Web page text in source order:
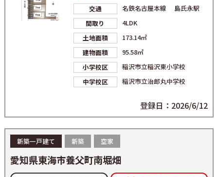
交通
名鉄名古屋本線 島氏永駅
間取り
4LDK
土地面積
173.14㎡
建物面積
95.58㎡
小学校区
稲沢市立稲沢東小学校
中学校区
稲沢市立治郎丸中学校
登録日：2026/6/12
新築一戸建て 新築 空家
愛知県東海市養父町南堀畑